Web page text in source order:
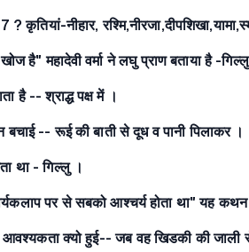
? कृतियां-नीहार,
है" महादेवी वर्मा ने लघु प्राण बताया है -
है -- श्राद्ध पक्ष में ।
-- रूई की बाती से दूध व पानी पिलाकर ।
था - गिल्लु ।
पर से सबको आश्चर्य होता था" यह
क्यो हुई-- जब वह खिडकी की जाली